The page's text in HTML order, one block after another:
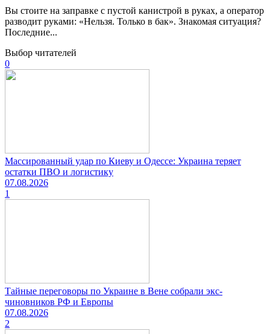
Вы стоите на заправке с пустой канистрой в руках, а оператор
разводит руками: «Нельзя. Только в бак». Знакомая ситуация?
Последние...
Выбор читателей
0
Массированный удар по Киеву и Одессе: Украина теряет
остатки ПВО и логистику
07.08.2026
1
Тайные переговоры по Украине в Вене собрали экс-
чиновников РФ и Европы
07.08.2026
2